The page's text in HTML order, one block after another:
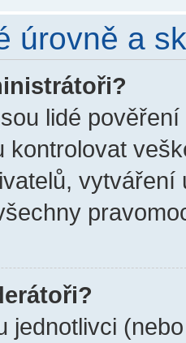
úrovně a
lidé
kontrolovat
jednotlivci